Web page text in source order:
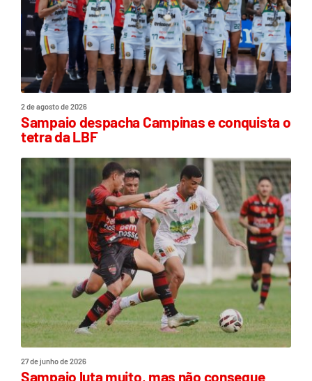
2 de agosto de 2026
Sampaio despacha Campinas e conquista o
tetra da LBF
27 de junho de 2026
Sampaio luta muito, mas não consegue